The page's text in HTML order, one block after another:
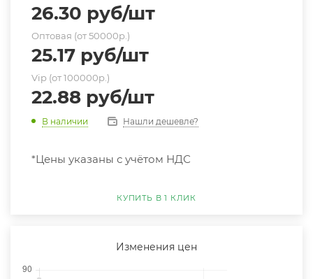
26.30 руб/шт
Оптовая (от 50000р.)
25.17 руб/шт
Vip (от 100000р.)
22.88 руб/шт
В наличии Нашли дешевле?
*Цены указаны с учётом НДС
КУПИТЬ В 1 КЛИК
Изменения цен